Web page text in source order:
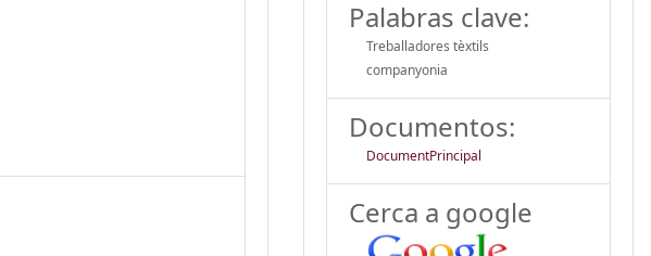
Palabras clave:
Treballadores tèxtils
companyonia
Documentos:
DocumentPrincipal
Cerca a google